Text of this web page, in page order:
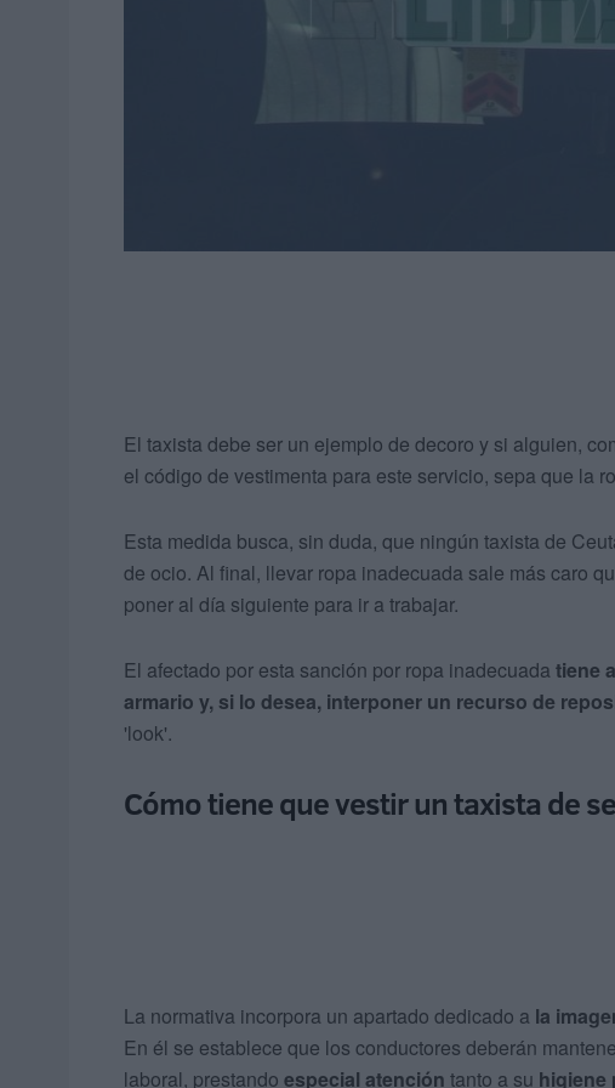
El taxista debe ser un ejemplo de decoro y si alguien,
el código de vestimenta para este servicio, sepa que la
Esta medida busca, sin duda, que ningún taxista de
de ocio. Al final, llevar ropa inadecuada sale más caro
poner al día siguiente para ir a trabajar.
El afectado por esta sanción por ropa inadecuada tiene
armario y, si lo desea, interponer un recurso de
'look'.
Cómo tiene que vestir un taxista de
La normativa incorpora un apartado dedicado a la
En él se establece que los conductores deberán
laboral, prestando especial atención tanto a su higiene